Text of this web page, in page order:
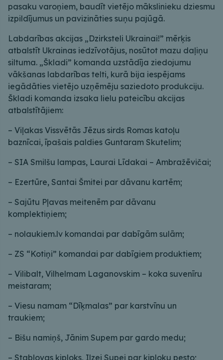
pasaku varoņiem, baudīt vietējo mākslinieku dziesmu
izpildījumus un pavizināties suņu pajūgā.
Labdarības akcijas „Dzirksteli Ukrainai!” mērķis
atbalstīt Ukrainas iedzīvotājus, nosūtot mazu daļiņu
siltuma. „Škladi” komanda uzstādīja ziedojumu
vākšanas labdarības telti, kurā bija iespējams
iegādāties vietējo uzņēmēju saziedoto produkciju.
Škladi komanda izsaka lielu pateicību akcijas
atbalstītājiem:
– Viļakas Vissvētās Jēzus sirds Romas katoļu
baznīcai, īpašais paldies Guntaram Skutelim;
– SIA Smilšu lampas, Laurai Līdakai – Ambražēvičai;
– Ezertūre, Santai Šmitei par dāvanu kartēm;
– Sajūtu Pļavas meitenēm par dāvanu
komplektiņiem;
– nolaukiem.lv komandai par dabīgām sulām;
– ZS “Kotiņi” komandai par dabīgiem produktiem;
– Vilibalt, Vilhelmam Laganovskim – koka suvenīru
meistaram;
– Viesu namam “Dīķmalas” par karstvīnu un
traukiem;
– Bišu namiņš, Jānim Supem par gardo medu;
– Stabļovas ķiploks, Ilzei Supei par ķiploku pesto;